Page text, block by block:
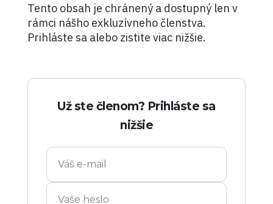
Tento obsah je chránený a dostupný len v
rámci nášho exkluzívneho členstva.
Prihláste sa alebo zistite viac nižšie.
Už ste členom? Prihláste sa
nižšie